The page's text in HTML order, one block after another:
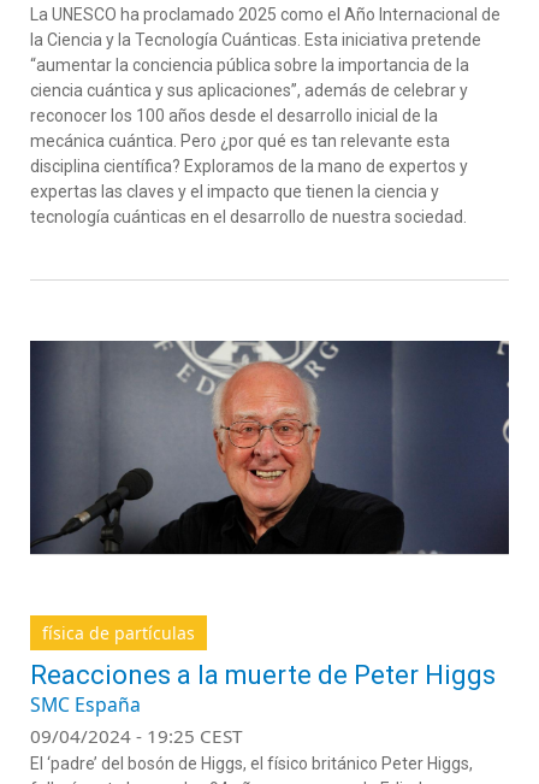
La UNESCO ha proclamado 2025 como el Año Internacional de
la Ciencia y la Tecnología Cuánticas. Esta iniciativa pretende
“aumentar la conciencia pública sobre la importancia de la
ciencia cuántica y sus aplicaciones”, además de celebrar y
reconocer los 100 años desde el desarrollo inicial de la
mecánica cuántica. Pero ¿por qué es tan relevante esta
disciplina científica? Exploramos de la mano de expertos y
expertas las claves y el impacto que tienen la ciencia y
tecnología cuánticas en el desarrollo de nuestra sociedad.
física de partículas
Reacciones a la muerte de Peter Higgs
SMC España
09/04/2024 - 19:25 CEST
El ‘padre’ del bosón de Higgs, el físico británico Peter Higgs,